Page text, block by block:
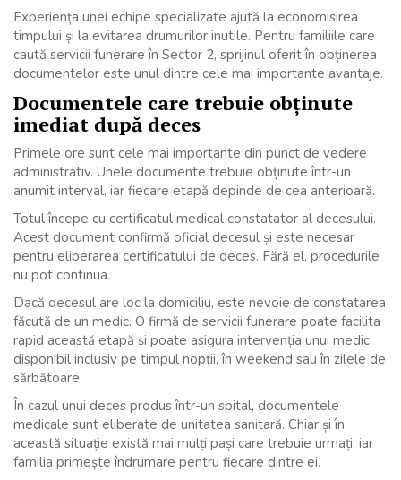
Experiența unei echipe specializate ajută la economisirea
timpului și la evitarea drumurilor inutile. Pentru familiile care
caută servicii funerare în Sector 2, sprijinul oferit în obținerea
documentelor este unul dintre cele mai importante avantaje.
Documentele care trebuie obținute
imediat după deces
Primele ore sunt cele mai importante din punct de vedere
administrativ. Unele documente trebuie obținute într-un
anumit interval, iar fiecare etapă depinde de cea anterioară.
Totul începe cu certificatul medical constatator al decesului.
Acest document confirmă oficial decesul și este necesar
pentru eliberarea certificatului de deces. Fără el, procedurile
nu pot continua.
Dacă decesul are loc la domiciliu, este nevoie de constatarea
făcută de un medic. O firmă de servicii funerare poate facilita
rapid această etapă și poate asigura intervenția unui medic
disponibil inclusiv pe timpul nopții, în weekend sau în zilele de
sărbătoare.
În cazul unui deces produs într-un spital, documentele
medicale sunt eliberate de unitatea sanitară. Chiar și în
această situație există mai mulți pași care trebuie urmați, iar
familia primește îndrumare pentru fiecare dintre ei.